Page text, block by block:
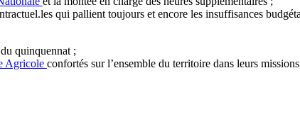
qui pallient toujours et encore les insuffisances
quinquennat ;
Agricole confortés sur l’ensemble du territoire dans leurs